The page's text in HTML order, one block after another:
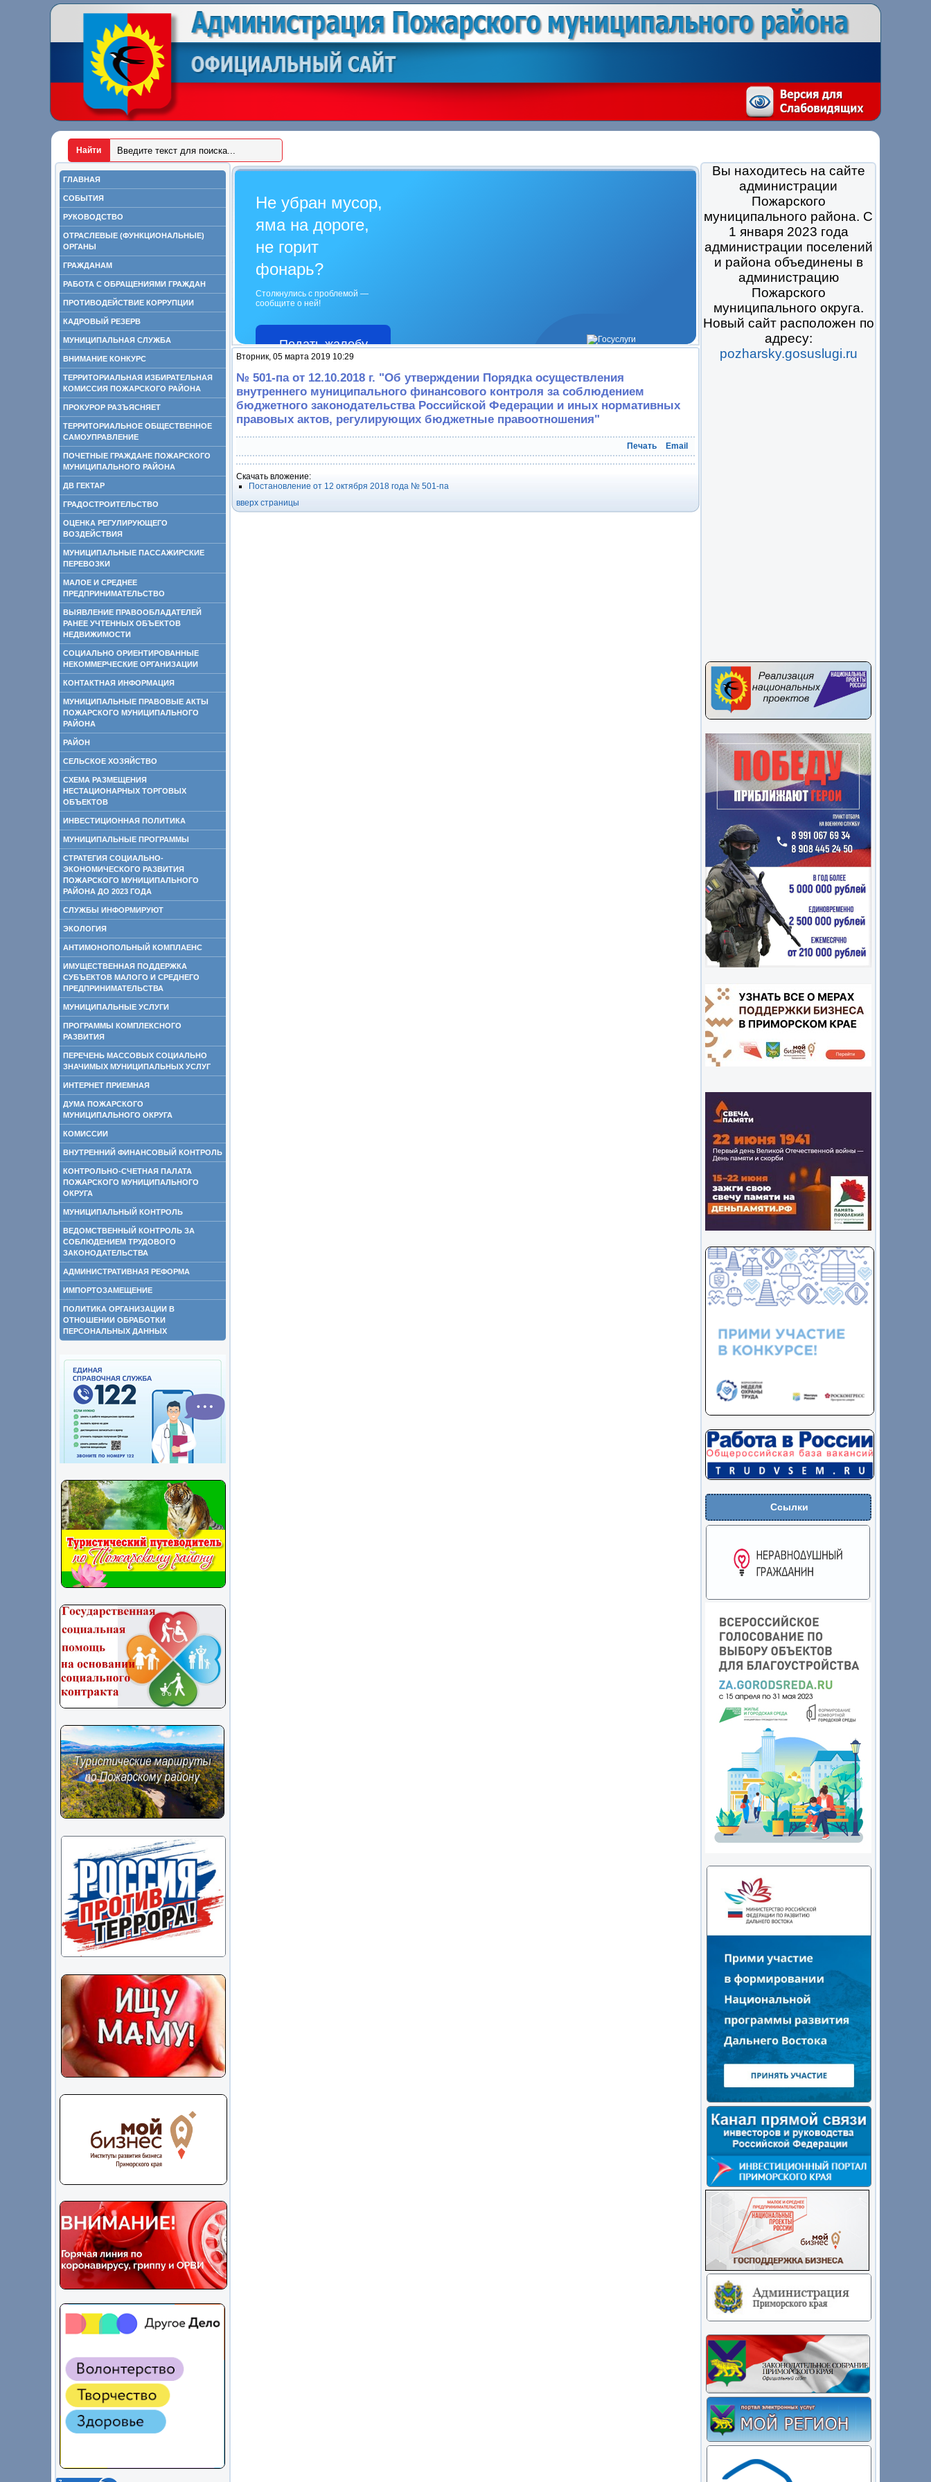
ГЛАВНАЯ
СОБЫТИЯ
РУКОВОДСТВО
ОТРАСЛЕВЫЕ (ФУНКЦИОНАЛЬНЫЕ)
ОРГАНЫ
ГРАЖДАНАМ
РАБОТА С ОБРАЩЕНИЯМИ ГРАЖДАН
ПРОТИВОДЕЙСТВИЕ КОРРУПЦИИ
КАДРОВЫЙ РЕЗЕРВ
МУНИЦИПАЛЬНАЯ СЛУЖБА
ВНИМАНИЕ КОНКУРС
ТЕРРИТОРИАЛЬНАЯ ИЗБИРАТЕЛЬНАЯ
КОМИССИЯ ПОЖАРСКОГО РАЙОНА
ПРОКУРОР РАЗЪЯСНЯЕТ
ТЕРРИТОРИАЛЬНОЕ ОБЩЕСТВЕННОЕ
САМОУПРАВЛЕНИЕ
ПОЧЕТНЫЕ ГРАЖДАНЕ ПОЖАРСКОГО
МУНИЦИПАЛЬНОГО РАЙОНА
ДВ ГЕКТАР
ГРАДОСТРОИТЕЛЬСТВО
ОЦЕНКА РЕГУЛИРУЮЩЕГО
ВОЗДЕЙСТВИЯ
МУНИЦИПАЛЬНЫЕ ПАССАЖИРСКИЕ
ПЕРЕВОЗКИ
МАЛОЕ И СРЕДНЕЕ
ПРЕДПРИНИМАТЕЛЬСТВО
ВЫЯВЛЕНИЕ ПРАВООБЛАДАТЕЛЕЙ
РАНЕЕ УЧТЕННЫХ ОБЪЕКТОВ
НЕДВИЖИМОСТИ
СОЦИАЛЬНО ОРИЕНТИРОВАННЫЕ
НЕКОММЕРЧЕСКИЕ ОРГАНИЗАЦИИ
КОНТАКТНАЯ ИНФОРМАЦИЯ
МУНИЦИПАЛЬНЫЕ ПРАВОВЫЕ АКТЫ
ПОЖАРСКОГО МУНИЦИПАЛЬНОГО
РАЙОНА
РАЙОН
СЕЛЬСКОЕ ХОЗЯЙСТВО
СХЕМА РАЗМЕЩЕНИЯ
НЕСТАЦИОНАРНЫХ ТОРГОВЫХ
ОБЪЕКТОВ
ИНВЕСТИЦИОННАЯ ПОЛИТИКА
МУНИЦИПАЛЬНЫЕ ПРОГРАММЫ
СТРАТЕГИЯ СОЦИАЛЬНО-
ЭКОНОМИЧЕСКОГО РАЗВИТИЯ
ПОЖАРСКОГО МУНИЦИПАЛЬНОГО
РАЙОНА ДО 2023 ГОДА
СЛУЖБЫ ИНФОРМИРУЮТ
ЭКОЛОГИЯ
АНТИМОНОПОЛЬНЫЙ КОМПЛАЕНС
ИМУЩЕСТВЕННАЯ ПОДДЕРЖКА
СУБЪЕКТОВ МАЛОГО И СРЕДНЕГО
ПРЕДПРИНИМАТЕЛЬСТВА
МУНИЦИПАЛЬНЫЕ УСЛУГИ
ПРОГРАММЫ КОМПЛЕКСНОГО
РАЗВИТИЯ
ПЕРЕЧЕНЬ МАССОВЫХ СОЦИАЛЬНО
ЗНАЧИМЫХ МУНИЦИПАЛЬНЫХ УСЛУГ
ИНТЕРНЕТ ПРИЕМНАЯ
ДУМА ПОЖАРСКОГО
МУНИЦИПАЛЬНОГО ОКРУГА
КОМИССИИ
ВНУТРЕННИЙ ФИНАНСОВЫЙ КОНТРОЛЬ
КОНТРОЛЬНО-СЧЕТНАЯ ПАЛАТА
ПОЖАРСКОГО МУНИЦИПАЛЬНОГО
ОКРУГА
МУНИЦИПАЛЬНЫЙ КОНТРОЛЬ
ВЕДОМСТВЕННЫЙ КОНТРОЛЬ ЗА
СОБЛЮДЕНИЕМ ТРУДОВОГО
ЗАКОНОДАТЕЛЬСТВА
АДМИНИСТРАТИВНАЯ РЕФОРМА
ИМПОРТОЗАМЕЩЕНИЕ
ПОЛИТИКА ОРГАНИЗАЦИИ В
ОТНОШЕНИИ ОБРАБОТКИ
ПЕРСОНАЛЬНЫХ ДАННЫХ
Вы находитесь на сайте
администрации
Пожарского
муниципального района. С
1 января 2023 года
администрации поселений
и района объединены в
администрацию
Пожарского
муниципального округа.
Новый сайт расположен по
адресу:
pozharsky.gosuslugi.ru
Ссылки
Не убран мусор,
яма на дороге,
не горит
фонарь?
Столкнулись с проблемой —
сообщите о ней!
Подать жалобу
Вторник, 05 марта 2019 10:29
№ 501-па от 12.10.2018 г. "Об утверждении Порядка осуществления
внутреннего муниципального финансового контроля за соблюдением
бюджетного законодательства Российской Федерации и иных нормативных
правовых актов, регулирующих бюджетные правоотношения"
Печать Email
Скачать вложение:
Постановление от 12 октября 2018 года № 501-па
вверх страницы